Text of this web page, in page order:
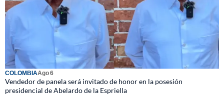
COLOMBIAAgo 6
Vendedor de panela será invitado de honor en la posesión
presidencial de Abelardo de la Espriella